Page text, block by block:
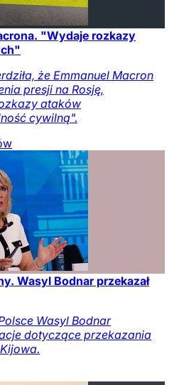
"Wydaje rozkazy
że Emmanuel Macron
presji na Rosję,
ataków
cywilną".
Wasyl Bodnar przekazał
Wasyl Bodnar
dotyczące przekazania